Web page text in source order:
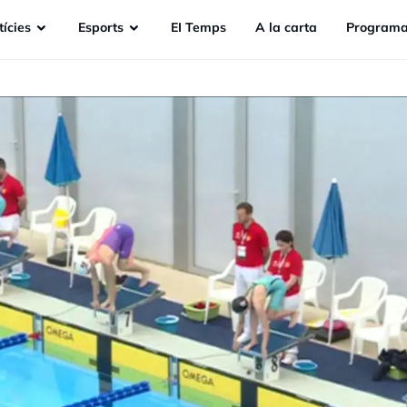
Esports EI Temps A la carta